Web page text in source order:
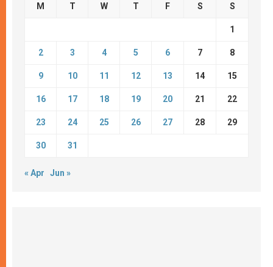
M T W T F S S
1
2 3 4 5 6 7 8
9 10 11 12 13 14 15
16 17 18 19 20 21 22
23 24 25 26 27 28 29
30 31
« Apr Jun »